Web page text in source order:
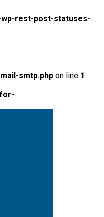
rest-post-statuses-
smtp.php on line 1